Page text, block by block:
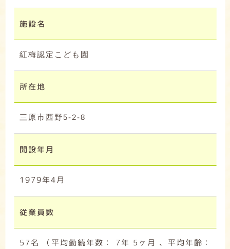
施設名
紅梅認定こども園
所在地
三原市西野5-2-8
開設年月
1979年4月
従業員数
57名 （平均勤続年数： 7年 5ヶ月 、平均年齢：